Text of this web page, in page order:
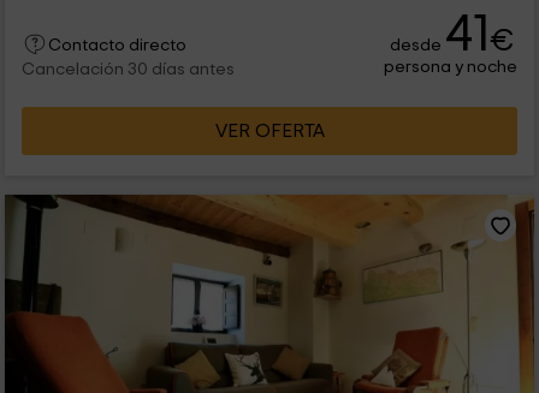
Contacto directo
Cancelación 30 días antes
desde 41€
persona y noche
VER OFERTA